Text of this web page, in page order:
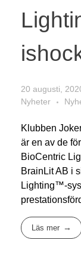
20 augusti,
Nyheter
Klubben
är en av de
BioCentric
BrainLit AB i
Lighting™-
Läs mer